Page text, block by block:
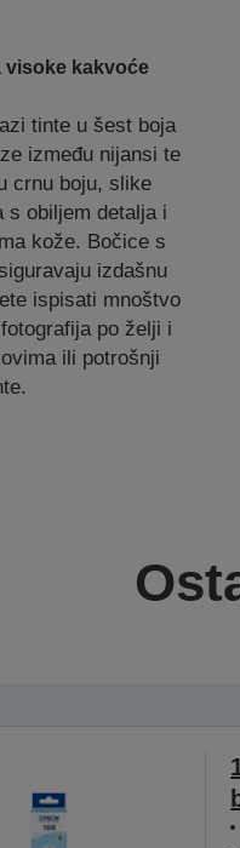
visoke kakvoće
tinte u šest boja
između nijansi te
crnu boju, slike
s obiljem detalja i
kože. Bočice s
izdašnu
ispisati mnoštvo
po želji i
ili potrošnji